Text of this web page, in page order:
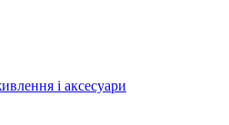
і аксесуари